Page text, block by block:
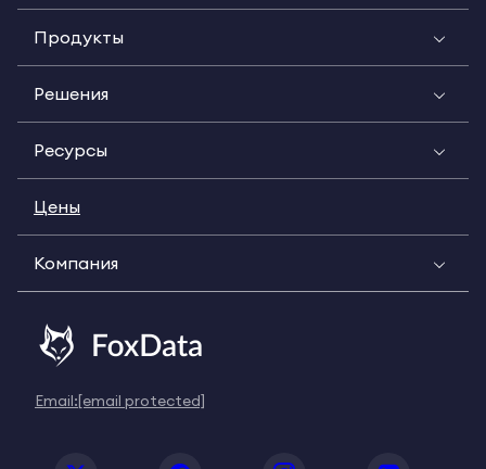
Продукты
Решения
Ресурсы
Цены
Компания
Email:[email protected]